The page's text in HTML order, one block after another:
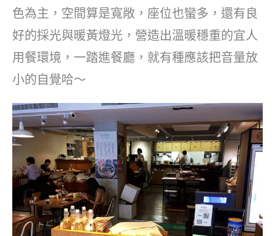
色為主，空間算是寬敞，座位也蠻多，還有良
好的採光與暖黃燈光，營造出溫暖穩重的宜人
用餐環境，一踏進餐廳，就有種應該把音量放
小的自覺哈～